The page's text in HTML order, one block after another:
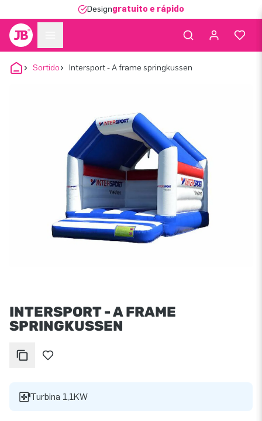
Designgratuito e rápido
Sortido Intersport - A frame springkussen
INTERSPORT - A FRAME
SPRINGKUSSEN
Turbina 1,1KW